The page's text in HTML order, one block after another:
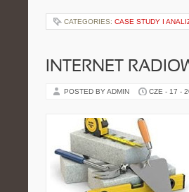
CATEGORIES: CASE STUDY I
INTERNET
POSTED BY ADMIN CZE - 17 -